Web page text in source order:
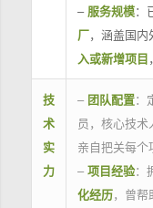
– 服务规模：
厂，涵盖国内
入或新增项目，
技
术
实
力
– 团队配置：
员，核心技
亲自把关每个
– 项目经验：
化经历，曾帮